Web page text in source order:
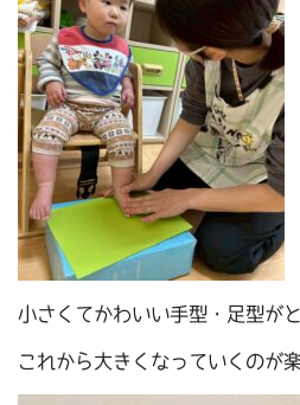
小さくてかわいい手型・足型が
これから大きくなっていくのが